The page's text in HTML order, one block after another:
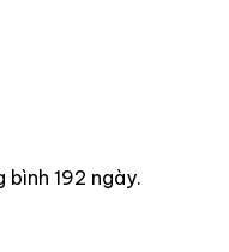
bình 192 ngày.